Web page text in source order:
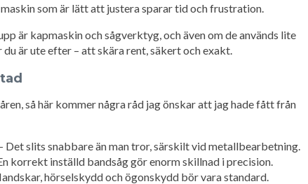
maskin som är lätt att justera sparar tid och frustration.
är kapmaskin och sågverktyg, och även om de används lite
är ute efter – att skära rent, säkert och exakt.
så här kommer några råd jag önskar att jag hade fått från
Det slits snabbare än man tror, särskilt vid metallbearbetning.
korrekt inställd bandsåg gör enorm skillnad i precision.
hörselskydd och ögonskydd bör vara standard.